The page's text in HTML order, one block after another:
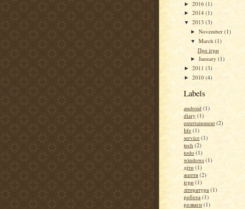
► 2016 (1)
► 2014 (1)
▼ 2013 (3)
►November(1)
▼March(1)
Про ігри
►January(1)
► 2011 (3)
► 2010 (4)
Labels
android (1)
diary (1)
entertainment (2)
life (1)
service (1)
tech (2)
todo (1)
windows (1)
діти (1)
життя (2)
ігри (1)
література (1)
робота (1)
розваги (1)